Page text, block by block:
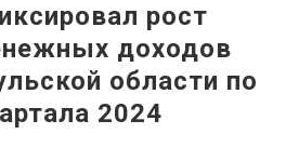
рост
доходов
области по
2024